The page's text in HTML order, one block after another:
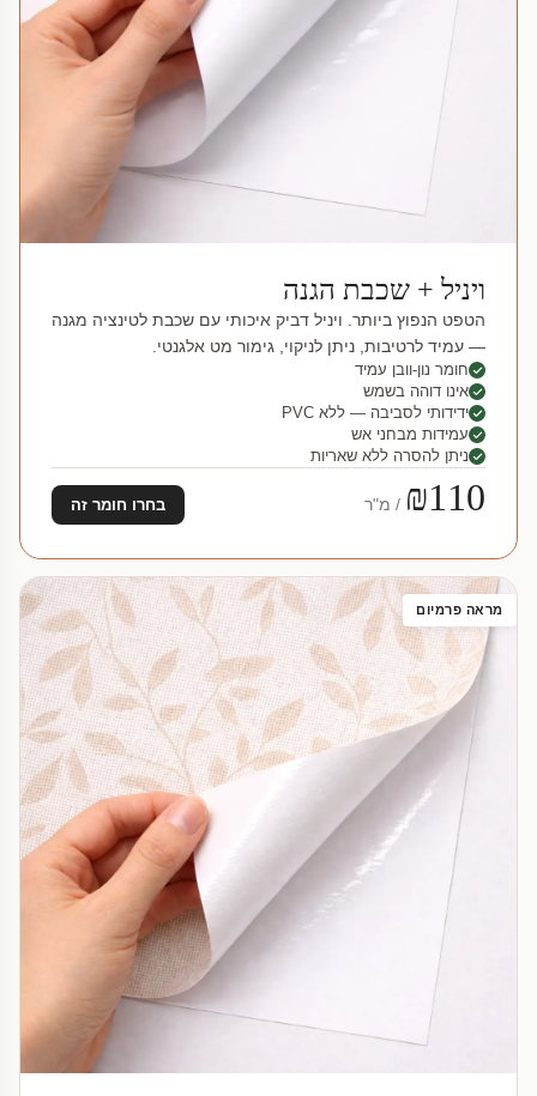
ויניל + שכבת הגנה
הטפט הנפוץ ביותר. ויניל דביק איכותי עם שכבת לטינציה מגנה
— עמיד לרטיבות, ניתן לניקוי, גימור מט אלגנטי.
חומר נון-וובן עמיד
אינו דוהה בשמש
ידידותי לסביבה — ללא PVC
עמידות מבחני אש
ניתן להסרה ללא שאריות
₪110 / מ"ר בחרו חומר זה
מראה פרמיום